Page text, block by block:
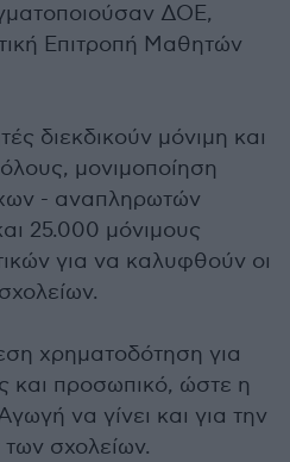
ΔΟΕ,
Επιτροπή Μαθητών
διεκδικούν μόνιμη και
μονιμοποίηση
- αναπληρωτών
25.000 μόνιμους
για να καλυφθούν οι
χρηματοδότηση για
και προσωπικό, ώστε η
να γίνει και για την
σχολείων.